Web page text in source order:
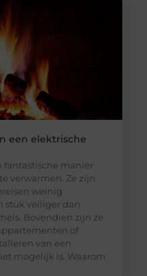
een elektrische
fantastische manier
verwarmen. Ze zijn
weinig
stuk veiliger dan
Bovendien zijn ze
of
van een
mogelijk is. Waarom